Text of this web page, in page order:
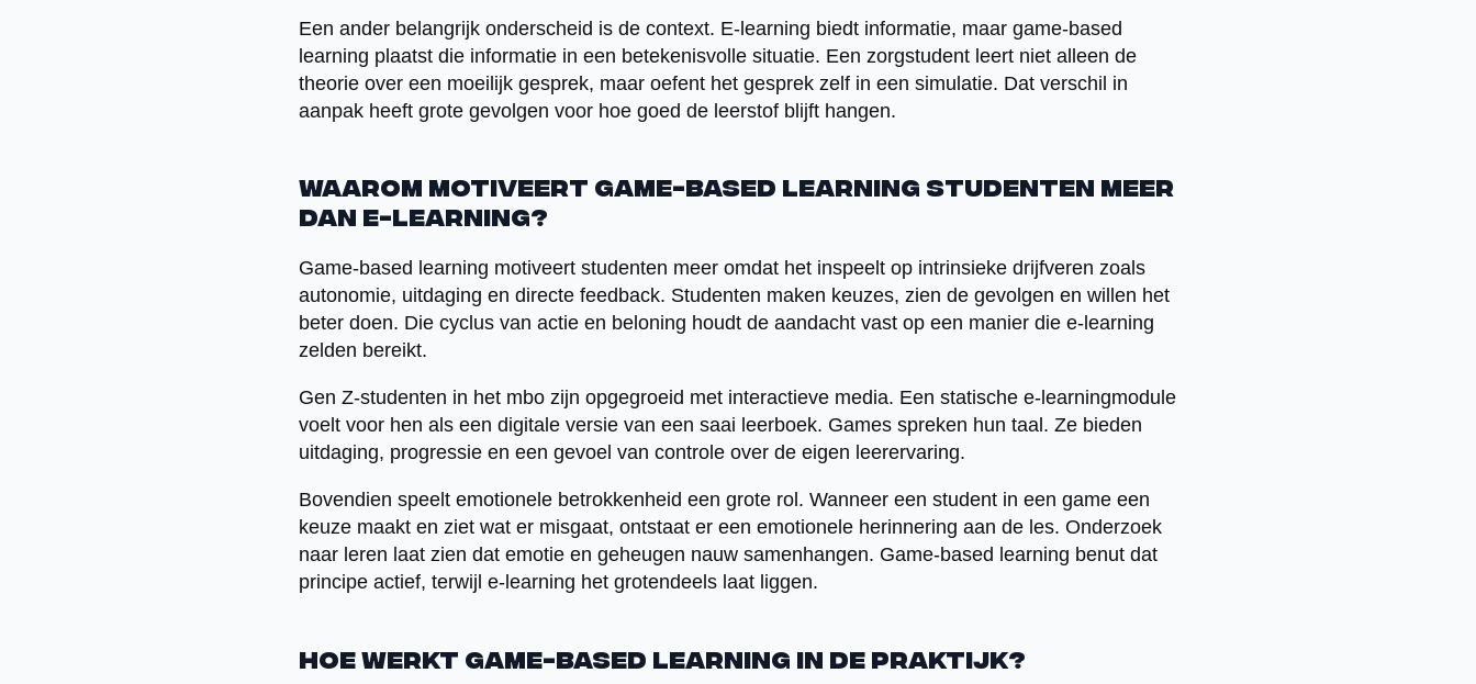
Een ander belangrijk onderscheid is de context. E-learning biedt informatie, maar game-based
learning plaatst die informatie in een betekenisvolle situatie. Een zorgstudent leert niet alleen de
theorie over een moeilijk gesprek, maar oefent het gesprek zelf in een simulatie. Dat verschil in
aanpak heeft grote gevolgen voor hoe goed de leerstof blijft hangen.
Waarom motiveert game-based learning studenten meer
dan e-learning?
Game-based learning motiveert studenten meer omdat het inspeelt op intrinsieke drijfveren zoals
autonomie, uitdaging en directe feedback. Studenten maken keuzes, zien de gevolgen en willen het
beter doen. Die cyclus van actie en beloning houdt de aandacht vast op een manier die e-learning
zelden bereikt.
Gen Z-studenten in het mbo zijn opgegroeid met interactieve media. Een statische e-learningmodule
voelt voor hen als een digitale versie van een saai leerboek. Games spreken hun taal. Ze bieden
uitdaging, progressie en een gevoel van controle over de eigen leerervaring.
Bovendien speelt emotionele betrokkenheid een grote rol. Wanneer een student in een game een
keuze maakt en ziet wat er misgaat, ontstaat er een emotionele herinnering aan de les. Onderzoek
naar leren laat zien dat emotie en geheugen nauw samenhangen. Game-based learning benut dat
principe actief, terwijl e-learning het grotendeels laat liggen.
Hoe werkt game-based learning in de praktijk?